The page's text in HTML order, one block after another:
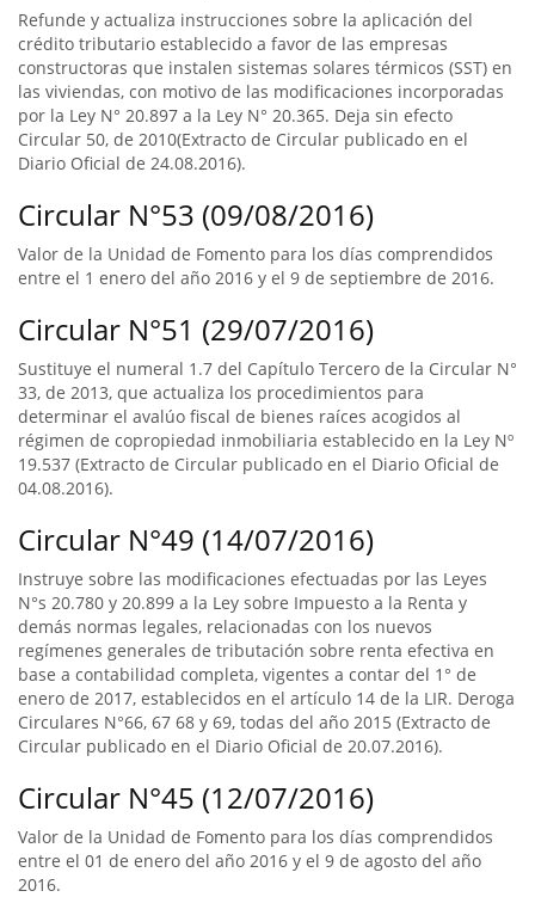
Refunde y actualiza instrucciones sobre la aplicación del
crédito tributario establecido a favor de las empresas
constructoras que instalen sistemas solares térmicos (SST) en
las viviendas, con motivo de las modificaciones incorporadas
por la Ley N° 20.897 a la Ley N° 20.365. Deja sin efecto
Circular 50, de 2010(Extracto de Circular publicado en el
Diario Oficial de 24.08.2016).
Circular N°53 (09/08/2016)
Valor de la Unidad de Fomento para los días comprendidos
entre el 1 enero del año 2016 y el 9 de septiembre de 2016.
Circular N°51 (29/07/2016)
Sustituye el numeral 1.7 del Capítulo Tercero de la Circular N°
33, de 2013, que actualiza los procedimientos para
determinar el avalúo fiscal de bienes raíces acogidos al
régimen de copropiedad inmobiliaria establecido en la Ley Nº
19.537 (Extracto de Circular publicado en el Diario Oficial de
04.08.2016).
Circular N°49 (14/07/2016)
Instruye sobre las modificaciones efectuadas por las Leyes
N°s 20.780 y 20.899 a la Ley sobre Impuesto a la Renta y
demás normas legales, relacionadas con los nuevos
regímenes generales de tributación sobre renta efectiva en
base a contabilidad completa, vigentes a contar del 1° de
enero de 2017, establecidos en el artículo 14 de la LIR. Deroga
Circulares N°66, 67 68 y 69, todas del año 2015 (Extracto de
Circular publicado en el Diario Oficial de 20.07.2016).
Circular N°45 (12/07/2016)
Valor de la Unidad de Fomento para los días comprendidos
entre el 01 de enero del año 2016 y el 9 de agosto del año
2016.